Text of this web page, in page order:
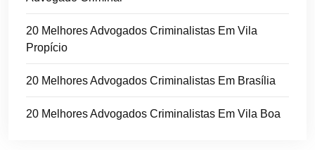
20 Melhores Advogados Criminalistas Em Vila
Propício
20 Melhores Advogados Criminalistas Em Brasília
20 Melhores Advogados Criminalistas Em Vila Boa